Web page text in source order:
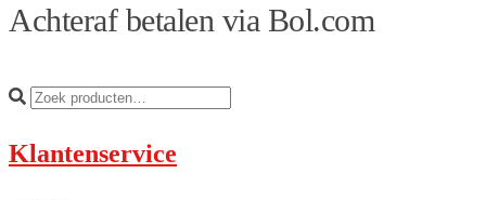
Achteraf betalen via Bol.com
Klantenservice